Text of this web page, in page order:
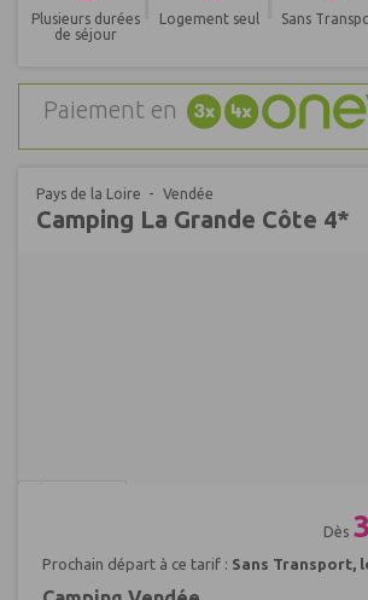
Plusieurs durées
de séjour
Logement seul Sans
Paiement en
Pays de la Loire Vendée
Camping La Grande Côte 4*
Dès
Prochain départ à ce tarif : Sans Transport,